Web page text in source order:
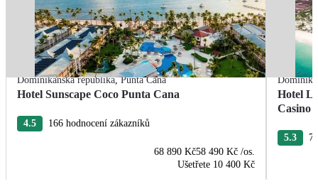
Dominikánská republika,Punta Cana
Hotel Sunscape Coco Punta Cana
4.5 166 hodnocení zákazníků
68 890 Kč58 490 Kč /os.
Ušetřete 10 400 Kč
Hotel
Casino
5.3